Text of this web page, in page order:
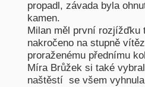
propadl, závada byla
kamen.
Milan měl první rozjížďku
nakročeno na stupně
proraženému přednímu
Míra Brůžek si také
naštěstí se všem